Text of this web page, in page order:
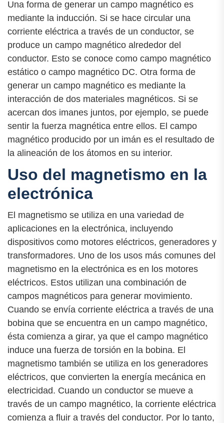
Una forma de generar un campo magnético es
mediante la inducción. Si se hace circular una
corriente eléctrica a través de un conductor, se
produce un campo magnético alrededor del
conductor. Esto se conoce como campo magnético
estático o campo magnético DC. Otra forma de
generar un campo magnético es mediante la
interacción de dos materiales magnéticos. Si se
acercan dos imanes juntos, por ejemplo, se puede
sentir la fuerza magnética entre ellos. El campo
magnético producido por un imán es el resultado de
la alineación de los átomos en su interior.
Uso del magnetismo en la
electrónica
El magnetismo se utiliza en una variedad de
aplicaciones en la electrónica, incluyendo
dispositivos como motores eléctricos, generadores y
transformadores. Uno de los usos más comunes del
magnetismo en la electrónica es en los motores
eléctricos. Estos utilizan una combinación de
campos magnéticos para generar movimiento.
Cuando se envía corriente eléctrica a través de una
bobina que se encuentra en un campo magnético,
ésta comienza a girar, ya que el campo magnético
induce una fuerza de torsión en la bobina. El
magnetismo también se utiliza en los generadores
eléctricos, que convierten la energía mecánica en
electricidad. Cuando un conductor se mueve a
través de un campo magnético, la corriente eléctrica
comienza a fluir a través del conductor. Por lo tanto,